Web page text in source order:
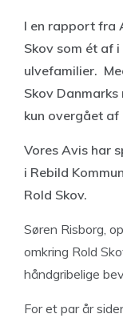
I en rapport fra
Skov som ét af
ulvefamilier.
Skov
kun overgået af
Vores Avis har
i Rebild
Rold Skov.
Søren Risborg,
omkring Rold
håndgribelige
For et par år